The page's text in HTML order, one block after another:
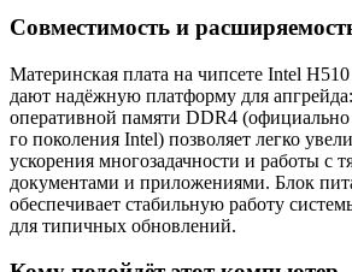
Совместимость и
Материнская плата на чипсете Intel
дают надёжную платформу для
оперативной памяти DDR4
го поколения Intel) позволяет легко
ускорения многозадачности и работы с
документами и приложениями. Блок
обеспечивает стабильную работу
для типичных обновлений.